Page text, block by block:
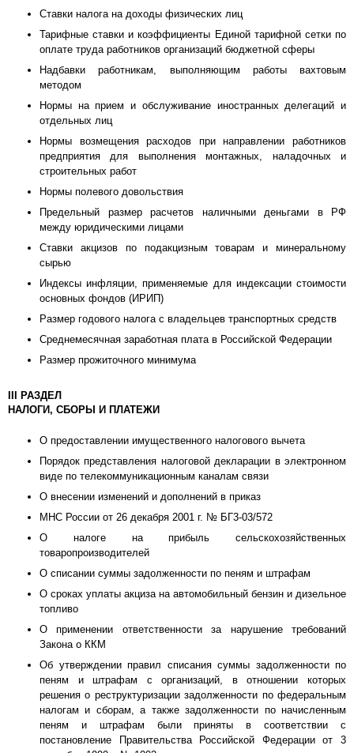
Ставки налога на доходы физических лиц
Тарифные ставки и коэффициенты Единой тарифной сетки по
оплате труда работников организаций бюджетной сферы
Надбавки работникам, выполняющим работы вахтовым
методом
Нормы на прием и обслуживание иностранных делегаций и
отдельных лиц
Нормы возмещения расходов при направлении работников
предприятия для выполнения монтажных, наладочных и
строительных работ
Нормы полевого довольствия
Предельный размер расчетов наличными деньгами в РФ
между юридическими лицами
Ставки акцизов по подакцизным товарам и минеральному
сырью
Индексы инфляции, применяемые для индексации стоимости
основных фондов (ИРИП)
Размер годового налога с владельцев транспортных средств
Среднемесячная заработная плата в Российской Федерации
Размер прожиточного минимума
III РАЗДЕЛ
НАЛОГИ, СБОРЫ И ПЛАТЕЖИ
О предоставлении имущественного налогового вычета
Порядок представления налоговой декларации в электронном
виде по телекоммуникационным каналам связи
О внесении изменений и дополнений в приказ
МНС России от 26 декабря 2001 г. № БГ3-03/572
О налоге на прибыль сельскохозяйственных
товаропроизводителей
О списании суммы задолженности по пеням и штрафам
О сроках уплаты акциза на автомобильный бензин и дизельное
топливо
О применении ответственности за нарушение требований
Закона о ККМ
Об утверждении правил списания суммы задолженности по
пеням и штрафам с организаций, в отношении которых
решения о реструктуризации задолженности по федеральным
налогам и сборам, а также задолженности по начисленным
пеням и штрафам были приняты в соответствии с
постановление Правительства Российской Федерации от 3